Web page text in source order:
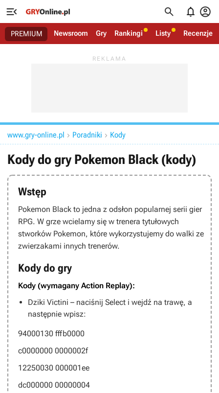
   
PREMIUM Newsroom Gry Rankingi Listy Recenzje
www.gry-online.pl  Poradniki  Kody
Kody do gry Pokemon Black (kody)
Wstęp
Pokemon Black to jedna z odsłon popularnej serii gier
RPG. W grze wcielamy się w trenera tytułowych
stworków Pokemon, które wykorzystujemy do walki ze
zwierzakami innych trenerów.
Kody do gry
Kody (wymagany Action Replay):
Dziki Victini – naciśnij Select i wejdź na trawę, a
następnie wpisz:
94000130 fffb0000
c0000000 0000002f
12250030 000001ee
dc000000 00000004